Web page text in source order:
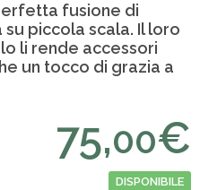
fusione di
piccola scala. Il loro
li rende accessori
un tocco di grazia a
75,00€
DISPONIBILE